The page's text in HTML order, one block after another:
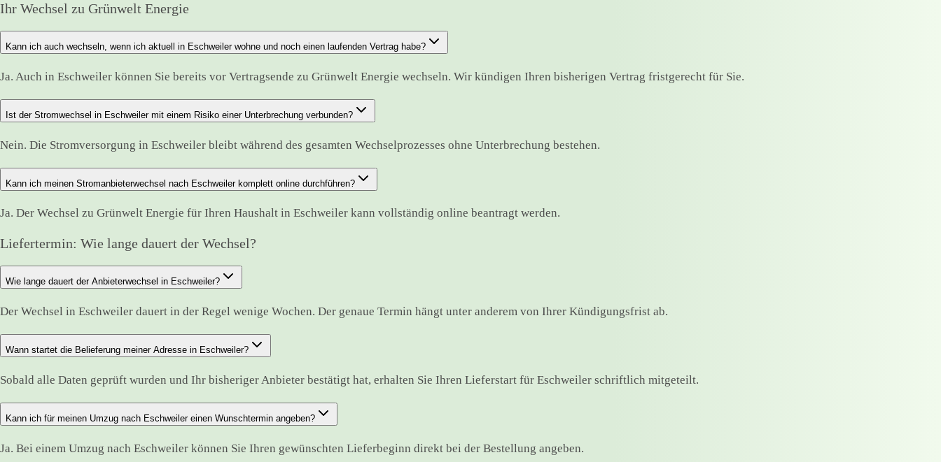
Ihr Wechsel zu Grünwelt Energie
Kann ich auch wechseln, wenn ich aktuell in Eschweiler wohne und noch einen laufenden Vertrag habe?
Ja. Auch in Eschweiler können Sie bereits vor Vertragsende zu Grünwelt Energie wechseln. Wir kündigen Ihren bisherigen Vertrag fristgerecht für Sie.
Ist der Stromwechsel in Eschweiler mit einem Risiko einer Unterbrechung verbunden?
Nein. Die Stromversorgung in Eschweiler bleibt während des gesamten Wechselprozesses ohne Unterbrechung bestehen.
Kann ich meinen Stromanbieterwechsel nach Eschweiler komplett online durchführen?
Ja. Der Wechsel zu Grünwelt Energie für Ihren Haushalt in Eschweiler kann vollständig online beantragt werden.
Liefertermin: Wie lange dauert der Wechsel?
Wie lange dauert der Anbieterwechsel in Eschweiler?
Der Wechsel in Eschweiler dauert in der Regel wenige Wochen. Der genaue Termin hängt unter anderem von Ihrer Kündigungsfrist ab.
Wann startet die Belieferung meiner Adresse in Eschweiler?
Sobald alle Daten geprüft wurden und Ihr bisheriger Anbieter bestätigt hat, erhalten Sie Ihren Lieferstart für Eschweiler schriftlich mitgeteilt.
Kann ich für meinen Umzug nach Eschweiler einen Wunschtermin angeben?
Ja. Bei einem Umzug nach Eschweiler können Sie Ihren gewünschten Lieferbeginn direkt bei der Bestellung angeben.